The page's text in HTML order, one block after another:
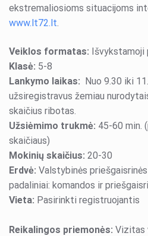
ekstremaliosioms situacijoms
www.lt72.lt.
Veiklos formatas: Išvykstamoji
Klasė: 5-8
Lankymo laikas: Nuo 9.30 iki
užsiregistravus žemiau
skaičius ribotas.
Užsiėmimo trukmė: 45-60 min.
skaičiaus)
Mokinių skaičius: 20-30
Erdvė: Valstybinės
padaliniai: komandos ir
Vieta: Pasirinkti registruojantis
Reikalingos priemonės: Vizitas